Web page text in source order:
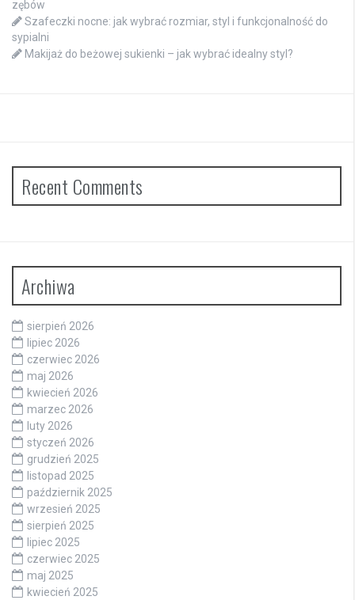
zębów
Szafeczki nocne: jak wybrać rozmiar, styl i funkcjonalność do
sypialni
Makijaż do beżowej sukienki – jak wybrać idealny styl?
Recent Comments
Archiwa
sierpień 2026
lipiec 2026
czerwiec 2026
maj 2026
kwiecień 2026
marzec 2026
luty 2026
styczeń 2026
grudzień 2025
listopad 2025
październik 2025
wrzesień 2025
sierpień 2025
lipiec 2025
czerwiec 2025
maj 2025
kwiecień 2025